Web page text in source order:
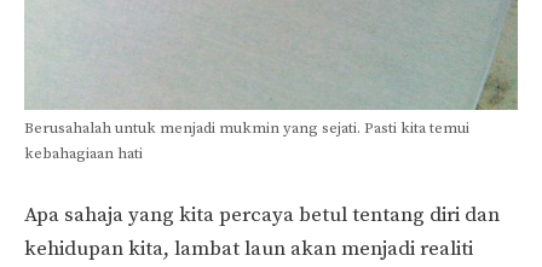
Berusahalah untuk menjadi mukmin yang sejati. Pasti kita temui
kebahagiaan hati
Apa sahaja yang kita percaya betul tentang diri dan
kehidupan kita, lambat laun akan menjadi realiti